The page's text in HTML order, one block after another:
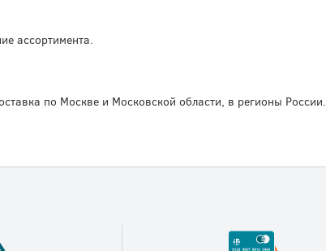
ассортимента.
по Москве и Московской области, в регионы России.